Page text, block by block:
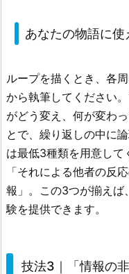
あなたの物語に使
ループを描くとき、各
から執筆してください
がどう変え、何が変わ
とで、繰り返しの中に
は最低3種類を用意して
「それによる他者の反
報」。この3つが揃えば
験を提供できます。
技法3｜「情報の